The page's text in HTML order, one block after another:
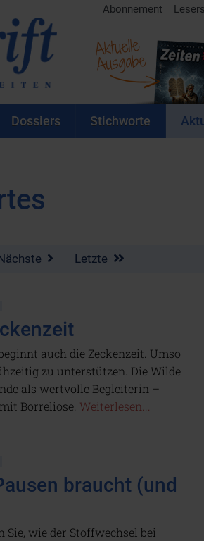
Abonnement
Aktuelle
Ausgabe
Dossiers Stichworte
Letzte
auch die Zeckenzeit. Umso
zu unterstützen. Die Wilde
als wertvolle Begleiterin –
Borreliose. Weiterlesen...
braucht (und
wie der Stoffwechsel bei